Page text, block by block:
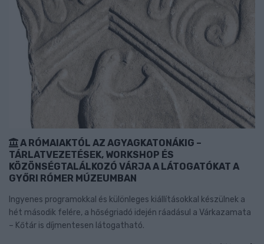
A RÓMAIAKTÓL AZ AGYAGKATONÁKIG –
TÁRLATVEZETÉSEK, WORKSHOP ÉS
KÖZÖNSÉGTALÁLKOZÓ VÁRJA A LÁTOGATÓKAT A
GYŐRI RÓMER MÚZEUMBAN
Ingyenes programokkal és különleges kiállításokkal készülnek a
hét második felére, a hőségriadó idején ráadásul a Várkazamata
– Kőtár is díjmentesen látogatható.